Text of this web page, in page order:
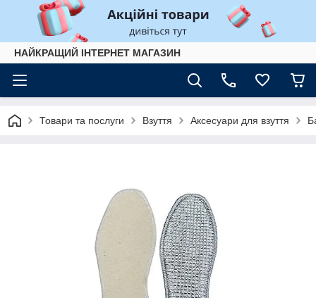
НАЙКРАЩИЙ ІНТЕРНЕТ МАГАЗИН
Товари та послуги Взуття Аксесуари для взуття